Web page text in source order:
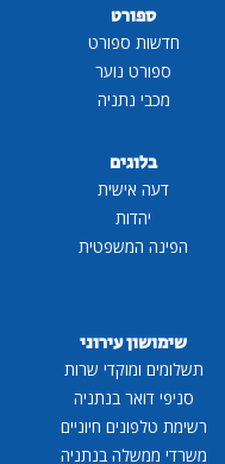
ספורט
חדשות ספורט
ספורט נוער
מכבי נתניה
בלוגים
דעה אישית
יהדות
הפינה המשפטית
שימושון עירוני
תשלומים ומוקדי שרות
סניפי דואר בנתניה
רשימת טלפונים חיוניים
משרדי ממשלה בנתניה